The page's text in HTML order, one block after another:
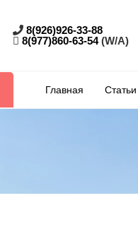
8(926)926-33-88
8(977)860-63-54(W/A)
Главная Статьи